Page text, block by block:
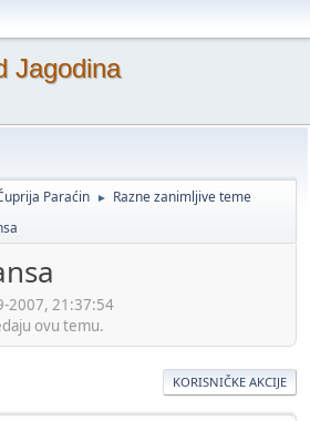
Jagodina
Paraćin ► Razne zanimljive teme
2007, 21:37:54
ovu temu.
KORISNIČKE AKCIJE